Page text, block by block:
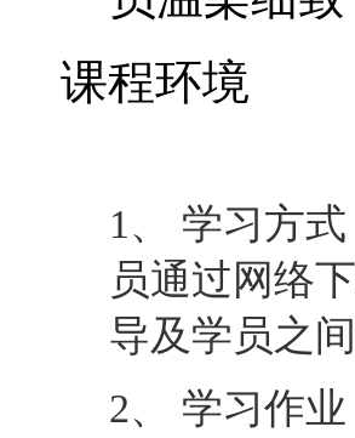
课程环境
1、 学习方
员通过网络
导及学员之
2、 学习作